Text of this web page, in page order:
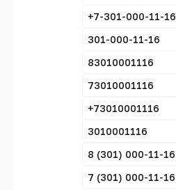
+7-301-000-11-16
301-000-11-16
83010001116
73010001116
+73010001116
3010001116
8 (301) 000-11-16
7 (301) 000-11-16